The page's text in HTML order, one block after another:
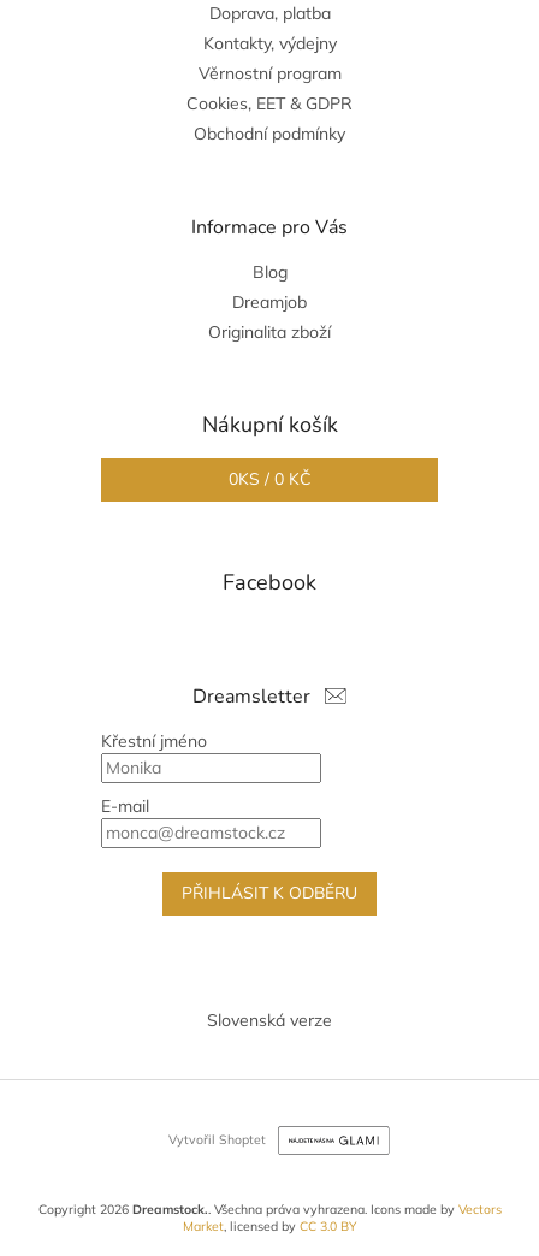
Doprava, platba
Kontakty, výdejny
Věrnostní program
Cookies, EET & GDPR
Obchodní podmínky
Informace pro Vás
Blog
Dreamjob
Originalita zboží
Nákupní košík
0KS / 0 KČ
Facebook
Dreamsletter
Křestní jméno
E-mail
PŘIHLÁSIT K ODBĚRU
Slovenská verze
Vytvořil Shoptet
Copyright 2026 Dreamstock.. Všechna práva vyhrazena. Icons made by Vectors
Market, licensed by CC 3.0 BY